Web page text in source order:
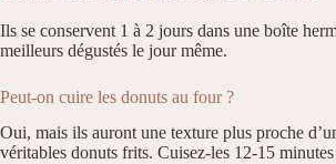
Ils se conservent 1 à 2 jours dans une boîte
meilleurs dégustés le jour même.
Peut-on cuire les donuts au four ?
Oui, mais ils auront une texture plus proche
véritables donuts frits. Cuisez-les 12-15 minutes